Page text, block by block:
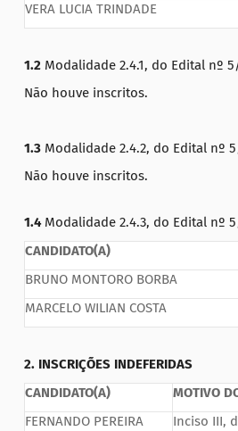
VERA LUCIA TRINDADE
1.2 Modalidade 2.4.1, do Edital nº
Não houve inscritos.
1.3 Modalidade 2.4.2, do Edital nº
Não houve inscritos.
1.4Modalidade 2.4.3, do Edital nº
CANDIDATO(A)
BRUNO MONTORO BORBA
MARCELO WILIAN COSTA
2. INSCRIÇÕES INDEFERIDAS
CANDIDATO(A)
MOTIVO
FERNANDO PEREIRA
Inciso III,